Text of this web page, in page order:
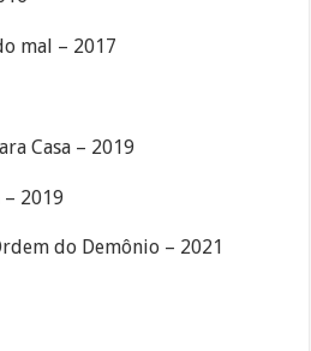
mal – 2017
Casa – 2019
– 2019
do Demônio – 2021